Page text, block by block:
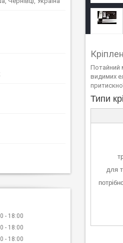
Потайний
видимих
Типи
для
18:00
18:00
18:00